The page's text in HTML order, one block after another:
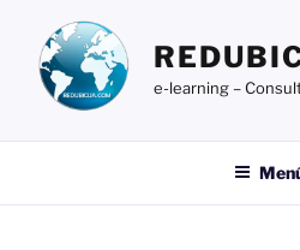
contenido
e-learning –